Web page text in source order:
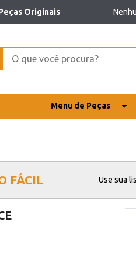
Originais
Menu de Peças
FÁCIL Use sua